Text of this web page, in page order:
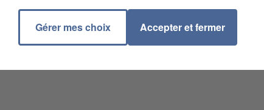
Gérer mes choix Accepter et fermer